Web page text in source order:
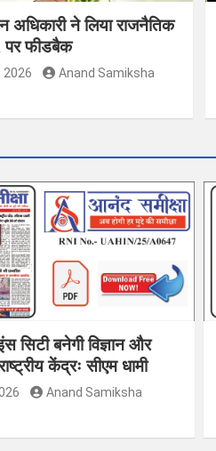
अधिकारी ने लिया राजनैतिक
पर फीडबैक
2026 Anand Samiksha
सिटी बनेगी विज्ञान और
केंद्रः सीएम धामी
Anand Samiksha